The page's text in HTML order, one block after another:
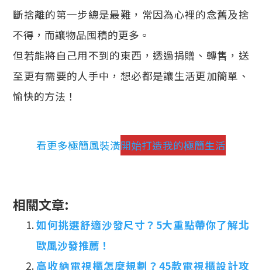
斷捨離的第一步總是最難，常因為心裡的念舊及捨
不得，而讓物品囤積的更多。
但若能將自己用不到的東西，透過捐贈、轉售，送
至更有需要的人手中，想必都是讓生活更加簡單、
愉快的方法！
看更多極簡風裝潢開始打造我的極簡生活
相關文章:
如何挑選舒適沙發尺寸？5大重點帶你了解北
歐風沙發推薦！
高收納電視櫃怎麼規劃？45款電視櫃設計攻